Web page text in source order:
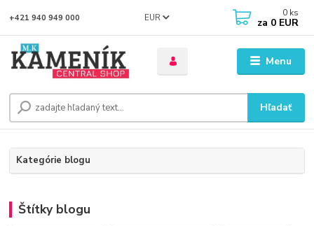
Menu
EUR
Hľadať
+421 940 949 000 0 ks
za 0 EUR
Kategórie blogu
Štítky blogu